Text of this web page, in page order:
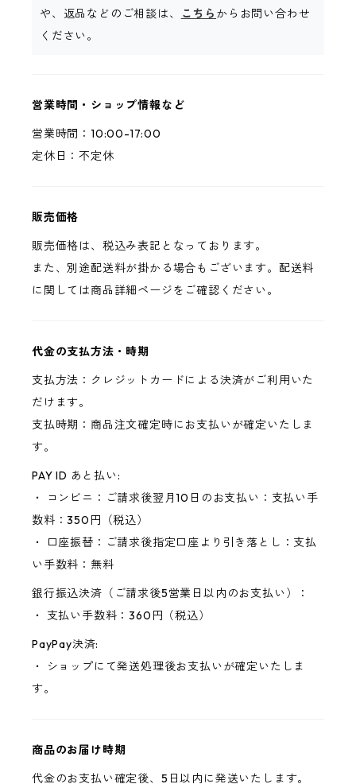
や、返品などのご相談は、
こちら からお問い合わせ
ください。
営業時間・ショップ情報など
営業時間：10:00-17:00
定休日：不定休
販売価格
販売価格は、税込み表記となっております。
また、別途配送料が掛かる場合もございます。配送料
に関しては商品詳細ページをご確認ください。
代金の支払方法・時期
支払方法：クレジットカードによる決済がご利用いた
だけます。
支払時期：商品注文確定時にお支払いが確定いたしま
す。
PAY ID あと払い:
・ コンビニ：ご請求後翌月10日のお支払い：支払い手
数料：350円（税込）
・ 口座振替：ご請求後指定口座より引き落とし：支払
い手数料：無料
銀行振込決済（ご請求後5営業日以内のお支払い）：
・ 支払い手数料：360円（税込）
PayPay決済:
・ ショップにて発送処理後お支払いが確定いたしま
す。
商品のお届け時期
代金のお支払い確定後、5日以内に発送いたします。